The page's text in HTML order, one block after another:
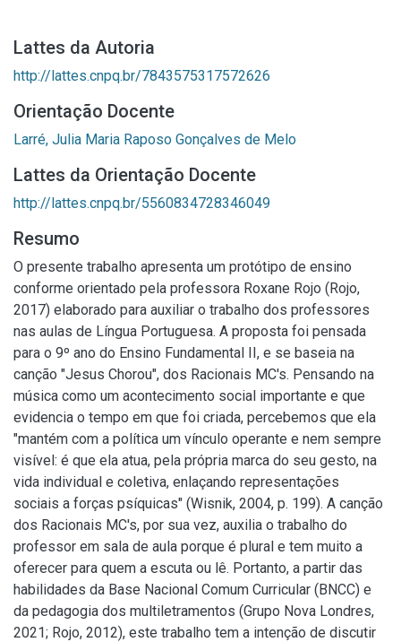
Lattes da Autoria
http://lattes.cnpq.br/7843575317572626
Orientação Docente
Larré, Julia Maria Raposo Gonçalves de Melo
Lattes da Orientação Docente
http://lattes.cnpq.br/5560834728346049
Resumo
O presente trabalho apresenta um protótipo de ensino
conforme orientado pela professora Roxane Rojo (Rojo,
2017) elaborado para auxiliar o trabalho dos professores
nas aulas de Língua Portuguesa. A proposta foi pensada
para o 9º ano do Ensino Fundamental II, e se baseia na
canção "Jesus Chorou", dos Racionais MC's. Pensando na
música como um acontecimento social importante e que
evidencia o tempo em que foi criada, percebemos que ela
"mantém com a política um vínculo operante e nem sempre
visível: é que ela atua, pela própria marca do seu gesto, na
vida individual e coletiva, enlaçando representações
sociais a forças psíquicas" (Wisnik, 2004, p. 199). A canção
dos Racionais MC's, por sua vez, auxilia o trabalho do
professor em sala de aula porque é plural e tem muito a
oferecer para quem a escuta ou lê. Portanto, a partir das
habilidades da Base Nacional Comum Curricular (BNCC) e
da pedagogia dos multiletramentos (Grupo Nova Londres,
2021; Rojo, 2012), este trabalho tem a intenção de discutir